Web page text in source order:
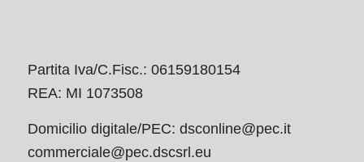
Partita Iva/C.Fisc.: 06159180154
REA: MI 1073508
Domicilio digitale/PEC: dsconline@pec.it
commerciale@pec.dscsrl.eu